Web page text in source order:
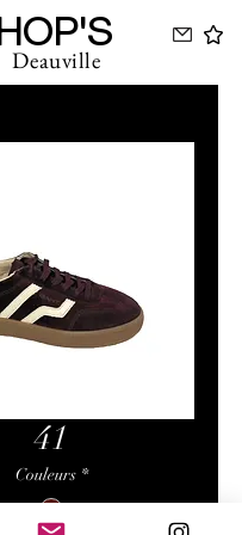
HOP'S
Deauville
41
Couleurs *